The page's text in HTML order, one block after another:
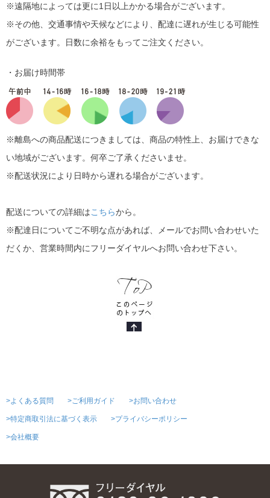
※遠隔地によっては更に1日以上かかる場合がございます。
※その他、交通事情や天候などにより、配達に遅れが生じる可能性
がございます。日数に余裕をもってご注文ください。
・お届け時間帯
※離島への商品配送につきましては、商品の特性上、お届けできな
い地域がございます。何卒ご了承くださいませ。
※配送状況により日時から遅れる場合がございます。
配送についての詳細はこちらから。
※配達日についてご不明な点があれば、メールでお問い合わせいた
だくか、営業時間内にフリーダイヤルへお問い合わせ下さい。
>よくある質問 >ご利用ガイド >お問い合わせ
>特定商取引法に基づく表示 >プライバシーポリシー
>会社概要